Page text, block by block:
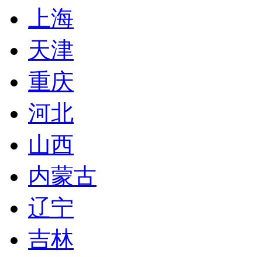
上海
天津
重庆
河北
山西
内蒙古
辽宁
吉林